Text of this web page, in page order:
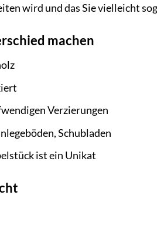
wird und das Sie vielleicht
machen
Verzierungen
Schubladen
ist ein Unikat